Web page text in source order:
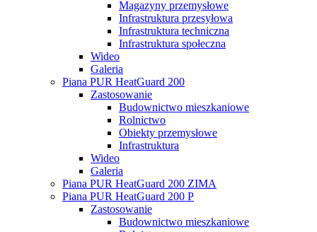
Magazyny przemysłowe
Infrastruktura przesyłowa
Infrastruktura techniczna
Infrastruktura społeczna
Wideo
Galeria
Piana PUR HeatGuard 200
Zastosowanie
Budownictwo mieszkaniowe
Rolnictwo
Obiekty przemysłowe
Infrastruktura
Wideo
Galeria
Piana PUR HeatGuard 200 ZIMA
Piana PUR HeatGuard 200 P
Zastosowanie
Budownictwo mieszkaniowe